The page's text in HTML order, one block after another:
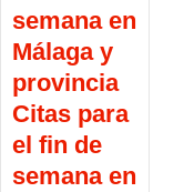
semana en
Málaga y
provincia
Citas para
el fin de
semana en